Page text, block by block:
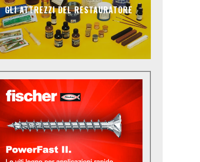
GLI ATTREZZI DEL RESTAURATORE